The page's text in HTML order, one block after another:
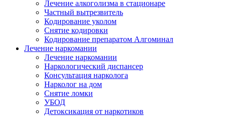
Лечение алкоголизма в стационаре
Частный вытрезвитель
Кодирование уколом
Снятие кодировки
Кодирование препаратом Алгоминал
Лечение наркомании
Лечение наркомании
Наркологический диспансер
Консультация нарколога
Нарколог на дом
Снятие ломки
УБОД
Детоксикация от наркотиков